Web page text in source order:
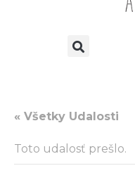
« Všetky Udalosti
Toto udalosť prešlo.